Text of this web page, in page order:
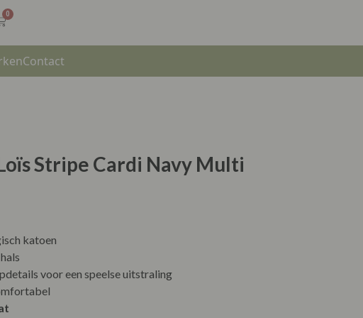
0
Contact
Stripe Cardi Navy Multi
katoen
voor een speelse uitstraling